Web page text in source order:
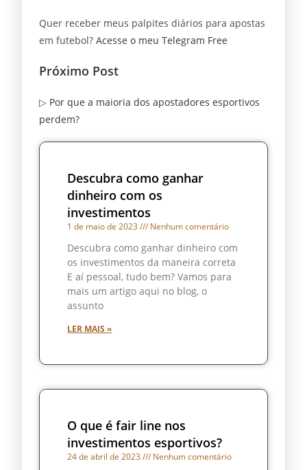
Quer receber meus palpites diários para apostas
em futebol?Acesse o meu Telegram Free
Próximo Post
▷ Por que a maioria dos apostadores esportivos
perdem?
Descubra como ganhar
dinheiro com os
investimentos
1 de maio de 2023 Nenhum comentário
Descubra como ganhar dinheiro com
os investimentos da maneira correta
E aí pessoal, tudo bem? Vamos para
mais um artigo aqui no blog, o
assunto
LER MAIS »
O que é fair line nos
investimentos esportivos?
24 de abril de 2023 Nenhum comentário